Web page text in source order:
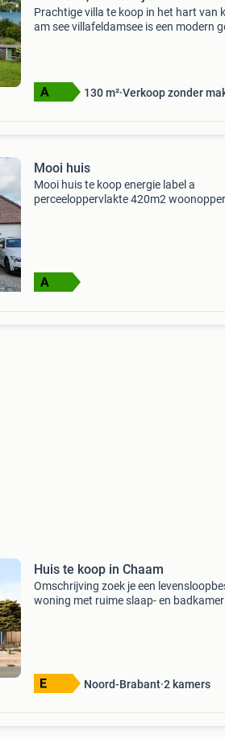
Prachtige villa te koop in het hart van
am see villafeldamsee is een modern
130 m² Verkoop zonder
Mooi huis
Mooi huis te koop energie label a
perceeloppervlakte 420m2
Huis te koop in Chaam
Omschrijving zoek je een
woning met ruime slaap- en
Noord-Brabant 2 kamers